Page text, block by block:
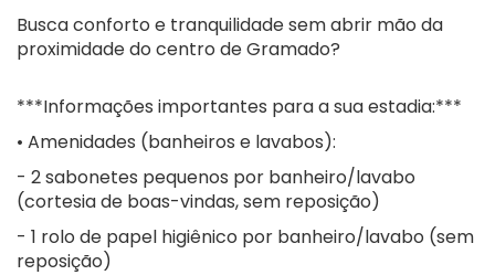
Busca conforto e tranquilidade sem abrir mão da
proximidade do centro de Gramado?
***Informações importantes para a sua estadia:***
• Amenidades (banheiros e lavabos):
- 2 sabonetes pequenos por banheiro/lavabo
(cortesia de boas-vindas, sem reposição)
- 1 rolo de papel higiênico por banheiro/lavabo (sem
reposição)